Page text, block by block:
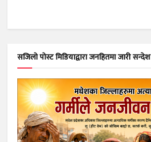
सजिलो पोस्ट मिडियाद्वारा जनहितमा जारी सन्देश